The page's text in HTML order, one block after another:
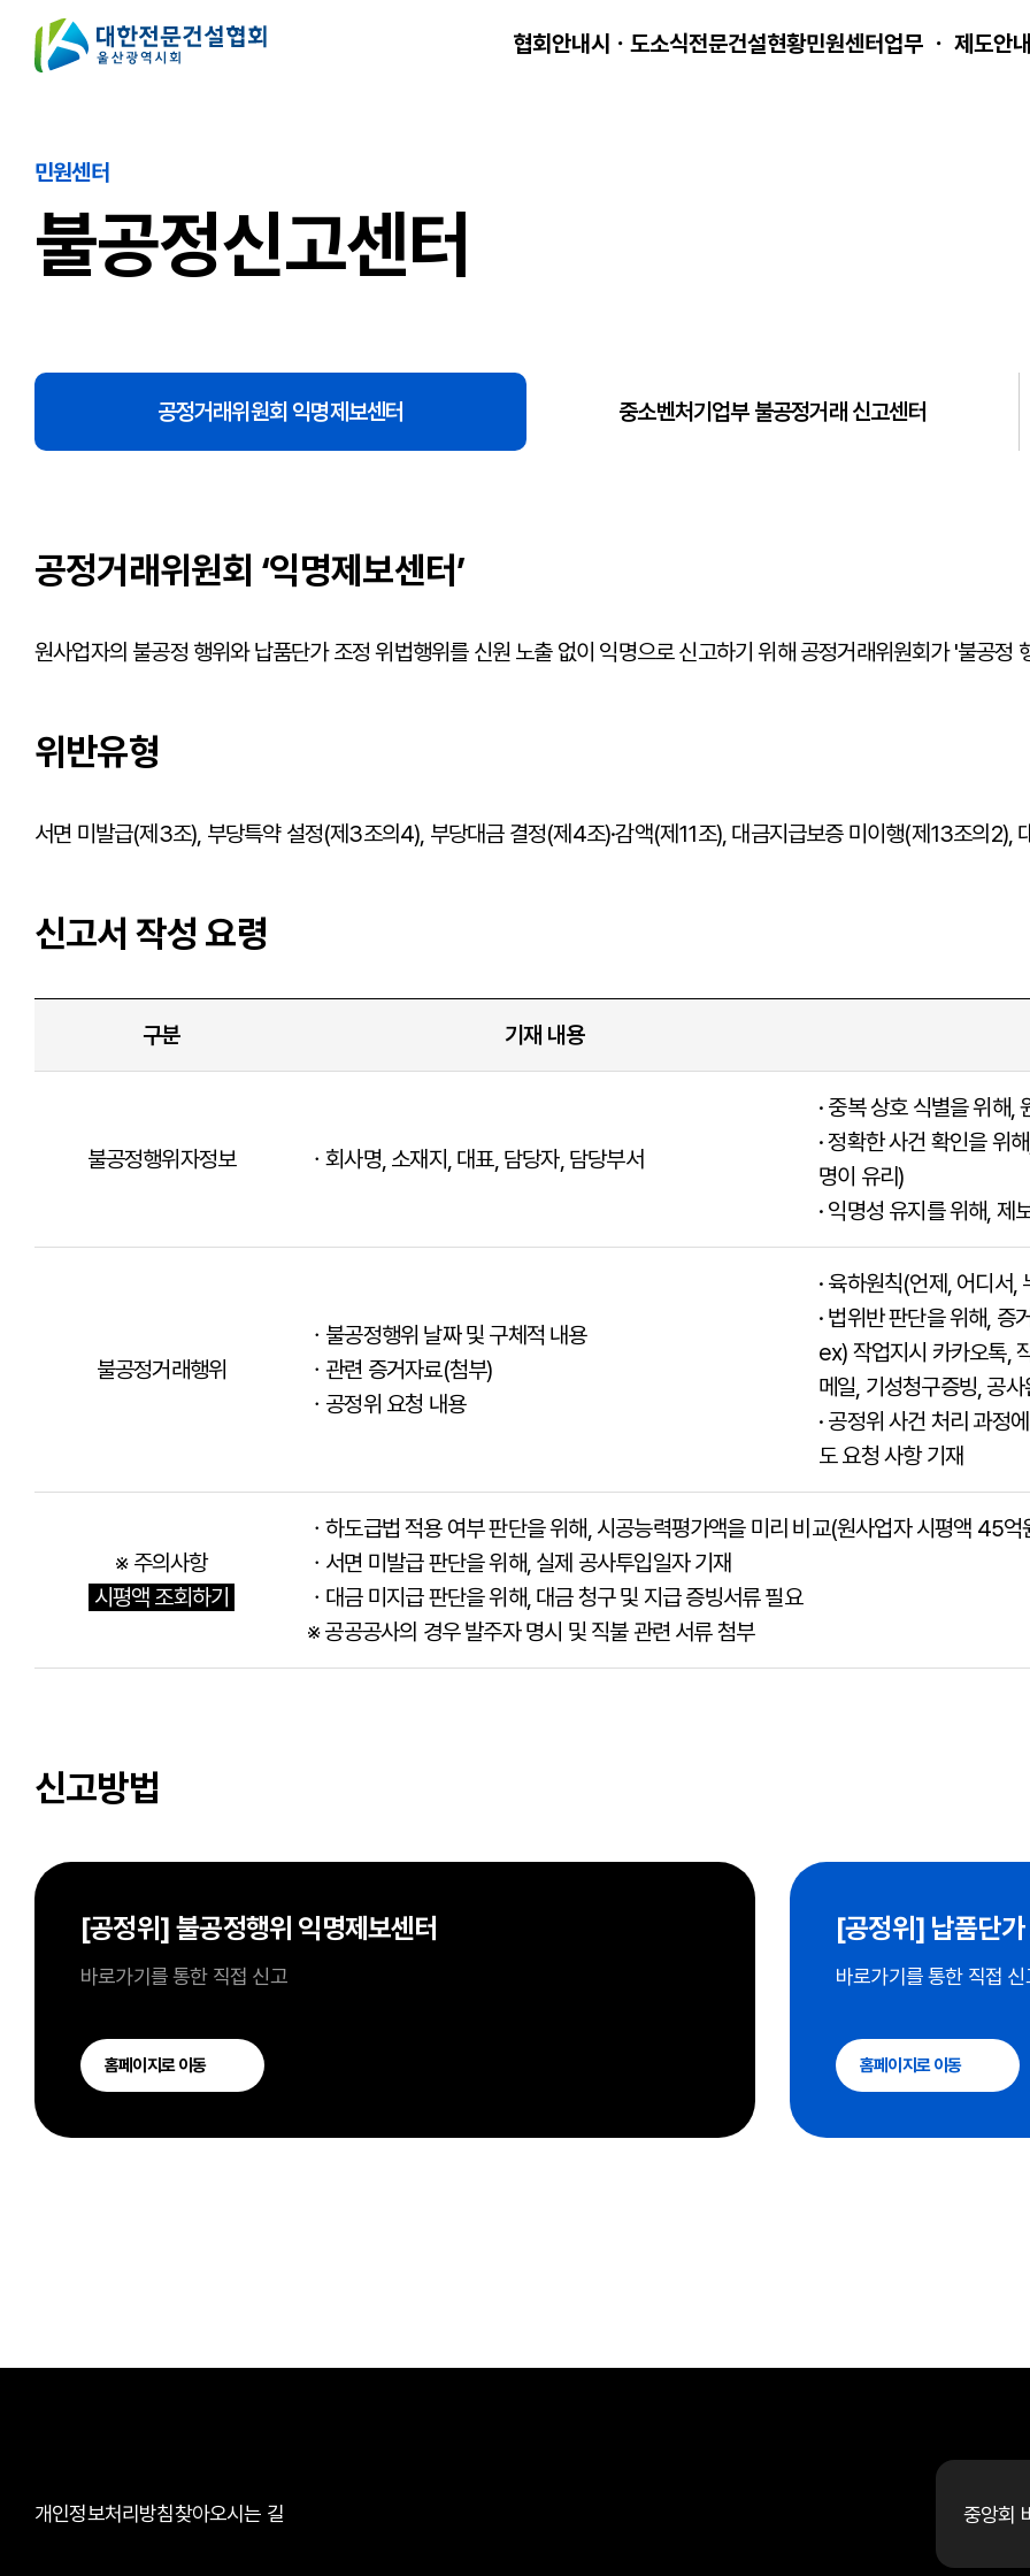
협회안내시ㆍ도소식전문건설현황민원센터업무 ㆍ 제도안내
민원센터
불공정신고센터
공정거래위원회 익명제보센터 중소벤처기업부 불공정거래 신고센터
공정거래위원회 ‘익명제보센터’
원사업자의 불공정 행위와 납품단가 조정 위법행위를 신원 노출 없이 익명으로 신고하기 위해 공정거래위원회가 '불공정
위반유형
서면 미발급(제3조), 부당특약 설정(제3조의4), 부당대금 결정(제4조)·감액(제11조), 대금지급보증 미이행(제13조의2),
신고서 작성 요령
구분 기재 내용
불공정행위자정보 ㆍ회사명, 소재지, 대표, 담당자, 담당부서
· 중복 상호 식별을 위해,
· 정확한 사건 확인을 위
명이 유리)
· 익명성 유지를 위해, 제
불공정거래행위
ㆍ불공정행위 날짜 및 구체적 내용
ㆍ관련 증거자료(첨부)
ㆍ공정위 요청 내용
· 육하원칙(언제, 어디서
· 법위반 판단을 위해, 증
ex) 작업지시 카카오톡,
메일, 기성청구증빙, 공
· 공정위 사건 처리 과정
도 요청 사항 기재
※ 주의사항
시평액 조회하기
ㆍ하도급법 적용 여부 판단을 위해, 시공능력평가액을 미리 비교(원사업자 시평액 45
ㆍ서면 미발급 판단을 위해, 실제 공사투입일자 기재
ㆍ대금 미지급 판단을 위해, 대금 청구 및 지급 증빙서류 필요
※ 공공공사의 경우 발주자 명시 및 직불 관련 서류 첨부
신고방법
[공정위] 불공정행위 익명제보센터
바로가기를 통한 직접 신고
홈페이지로 이동
[공정위] 납품단가
바로가기를 통한 직접 신
홈페이지로 이동
개인정보처리방침찾아오시는 길 중앙회